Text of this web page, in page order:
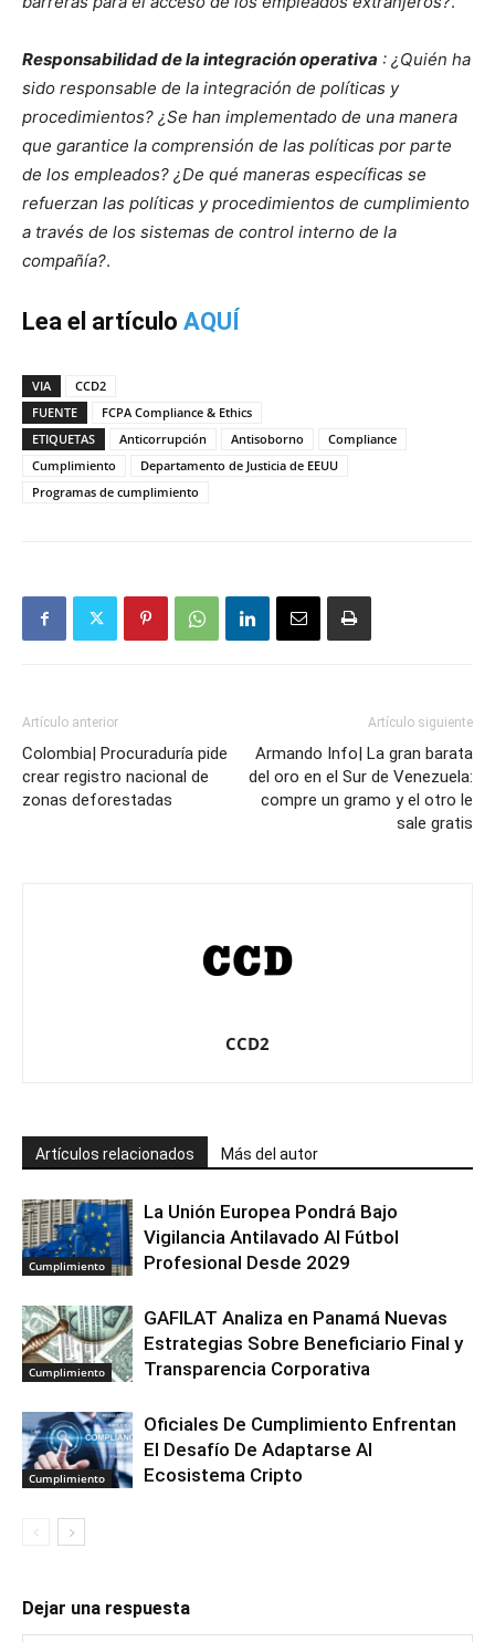
Responsabilidad de la integración operativa : ¿Quién ha
sido responsable de la integración de políticas y
procedimientos? ¿Se han implementado de una manera
que garantice la comprensión de las políticas por parte
de los empleados? ¿De qué maneras específicas se
refuerzan las políticas y procedimientos de cumplimiento
a través de los sistemas de control interno de la
compañía?.
Lea el artículo AQUÍ
VIA
CCD2
FUENTE
FCPA Compliance & Ethics
ETIQUETAS
Anticorrupción Antisoborno
Compliance
Cumplimiento
Departamento de Justicia de EEUU
Programas de cumplimiento
Artículo anterior
Colombia| Procuraduría pide
crear registro nacional de
zonas deforestadas
Artículo siguiente
Armando Info| La gran barata
del oro en el Sur de Venezuela:
compre un gramo y el otro le
sale gratis
CCD2
Artículos relacionados Más del autor
Cumplimiento
La Unión Europea Pondrá Bajo
Vigilancia Antilavado Al Fútbol
Profesional Desde 2029
Cumplimiento
GAFILAT Analiza en Panamá Nuevas
Estrategias Sobre Beneficiario Final y
Transparencia Corporativa
Cumplimiento
Oficiales De Cumplimiento Enfrentan
El Desafío De Adaptarse Al
Ecosistema Cripto
Dejar una respuesta